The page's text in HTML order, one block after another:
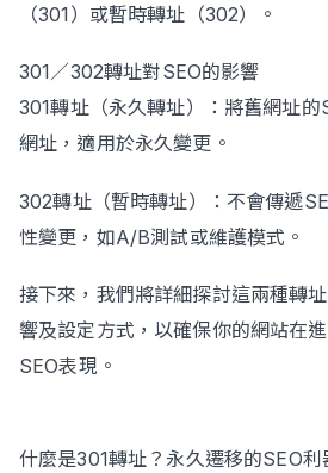
（301）或暫時轉址（302）。
301／302轉址對SEO的影響
301轉址（永久轉址）：將舊網址的
網址，適用於永久變更。
302轉址（暫時轉址）：不會傳遞
性變更，如A/B測試或維護模式。
接下來，我們將詳細探討這兩種轉
響及設定方式，以確保你的網站在
SEO表現。
什麼是301轉址？永久遷移的SEO利